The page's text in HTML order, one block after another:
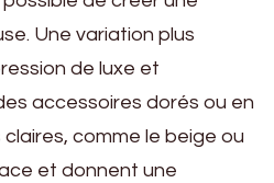
Une variation plus
de luxe et
accessoires dorés ou en
comme le beige ou
et donnent une